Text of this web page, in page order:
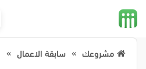
مشروعك سابقة الاعمال